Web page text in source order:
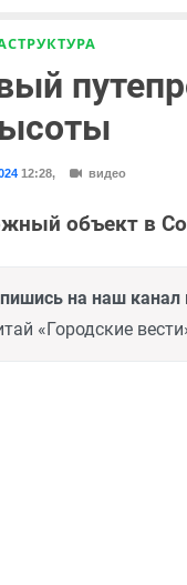
12:28, видео
объект в
на наш канал
«Городские